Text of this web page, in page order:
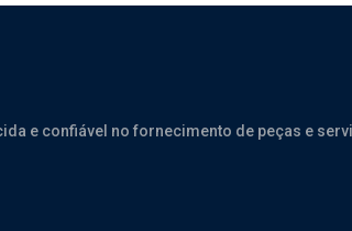
e confiável no fornecimento de peças e